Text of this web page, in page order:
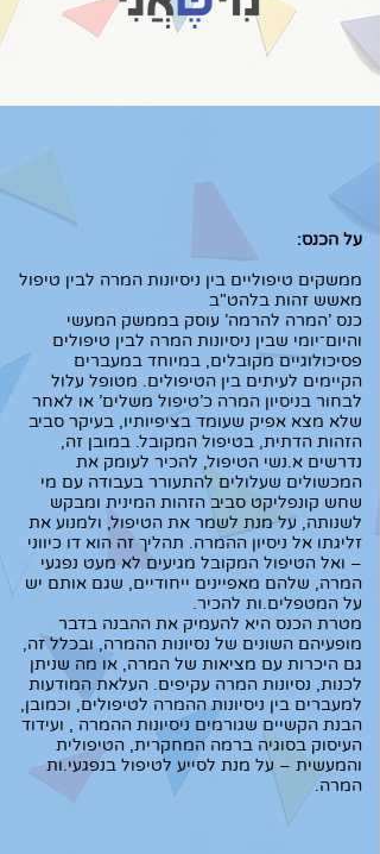
על הכנס:
ממשקים טיפוליים בין ניסיונות המרה לבין טיפול
מאשש זהות בלהט"ב
כנס 'המרה להרמה' עוסק בממשק המעשי
והיום־יומי שבין ניסיונות המרה לבין טיפולים
פסיכולוגיים מקובלים, במיוחד במעברים
הקיימים לעיתים בין הטיפולים. מטופל עלול
לבחור בניסיון המרה כ'טיפול משלים' או לאחר
שלא מצא אפיק שעומד בציפיותיו, בעיקר סביב
הזהות הדתית, בטיפול המקובל. במובן זה,
נדרשים א.נשי הטיפול, להכיר לעומק את
המכשולים שעלולים להתעורר בעבודה עם מי
שחש קונפליקט סביב הזהות המינית ומבקש
לשנותה, על מנת לשמר את הטיפול, ולמנוע את
זליגתו אל ניסיון ההמרה. תהליך זה הוא דו כיווני
– ואל הטיפול המקובל מגיעים לא מעט נפגעי
המרה, שלהם מאפיינים ייחודיים, שגם אותם יש
על המטפלים.ות להכיר.
מטרת הכנס היא להעמיק את ההבנה בדבר
מופעיהם השונים של נסיונות ההמרה, ובכלל זה,
גם היכרות עם מציאות של המרה, או מה שניתן
לכנות, נסיונות המרה עקיפים. העלאת המודעות
למעברים בין ניסיונות ההמרה לטיפולים, וכמובן,
הבנת הקשיים שגורמים ניסיונות ההמרה , ועידוד
העיסוק בסוגיה ברמה המחקרית, הטיפולית
והמעשית – על מנת לסייע לטיפול בנפגעי.ות
המרה.